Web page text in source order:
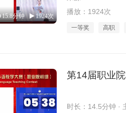
15.8分钟 1924次
播放：1924次
一等奖 高职
第14届职业
时长：14.5分钟 ·